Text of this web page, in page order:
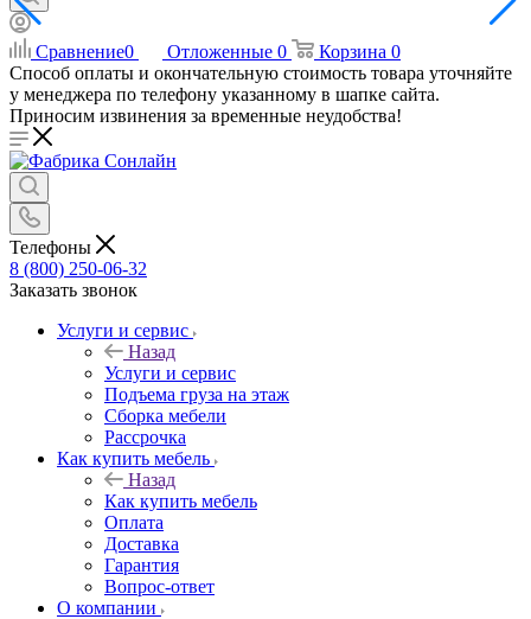
Сравнение0 Отложенные 0 Корзина 0
Способ оплаты и окончательную стоимость товара уточняйте
у менеджера по телефону указанному в шапке сайта.
Приносим извинения за временные неудобства!
Телефоны
8 (800) 250-06-32
Заказать звонок
Услуги и сервис
Назад
Услуги и сервис
Подъема груза на этаж
Сборка мебели
Рассрочка
Как купить мебель
Назад
Как купить мебель
Оплата
Доставка
Гарантия
Вопрос-ответ
О компании